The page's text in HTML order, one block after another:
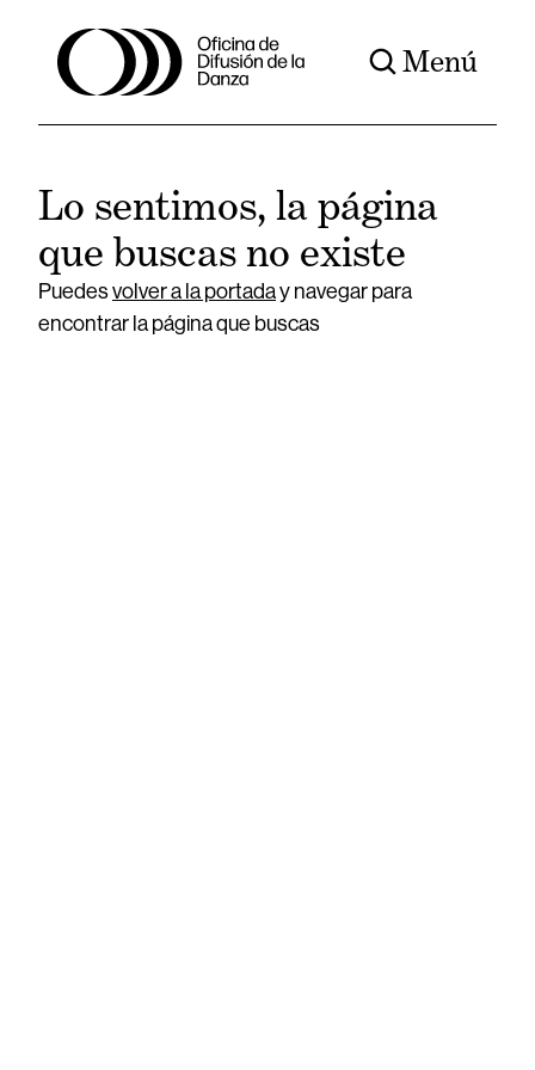
Menú
Lo sentimos, la página
que buscas no existe
Puedesvolver a la portaday navegar para
encontrar la página que buscas